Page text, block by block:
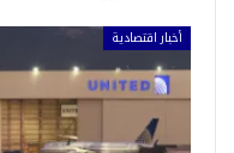
أخبار اقتصادية